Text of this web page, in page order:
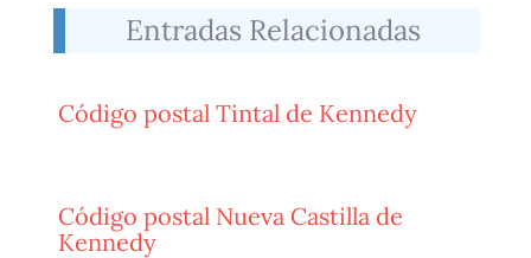
Entradas Relacionadas
Código postal Tintal de Kennedy
Código postal Nueva Castilla de
Kennedy